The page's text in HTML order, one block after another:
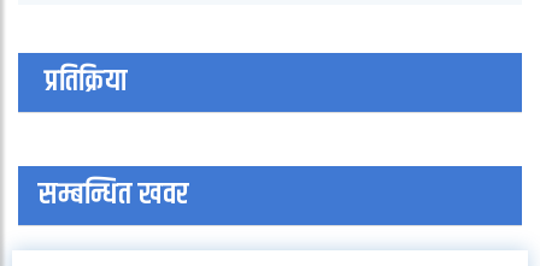
प्रतिक्रिया
सम्बन्धित खवर